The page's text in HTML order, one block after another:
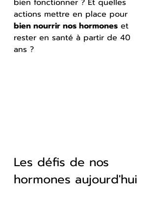
actions mettre en place pour
bien nourrir nos hormones et
rester en santé à partir de 40
ans ?
Les défis de nos
hormones aujourd'hui